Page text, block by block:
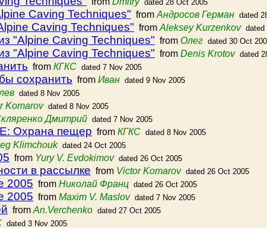
dated 28 Oct 2005
Caving Techniques" from Андросов Герман dated
Caving Techniques" from Aleksey Kurzenkov dated
"Alpine Caving Techniques" from Олег dated 30 Oct
"Alpine Caving Techniques" from Denis Krotov dated
from КГКС dated 7 Nov 2005
сохранить from Иван dated 9 Nov 2005
dated 8 Nov 2005
Komarov dated 8 Nov 2005
Дмитрий dated 7 Nov 2005
Охрана пещер from КГКС dated 8 Nov 2005
Klimchouk dated 24 Oct 2005
from Yury V. Evdokimov dated 26 Oct 2005
в рассылке from Victor Komarov dated 26 Oct 2005
2005 from Николай Франц dated 26 Oct 2005
2005 from Maxim V. Maslov dated 7 Nov 2005
from An.Verchenko dated 27 Oct 2005
dated 3 Nov 2005